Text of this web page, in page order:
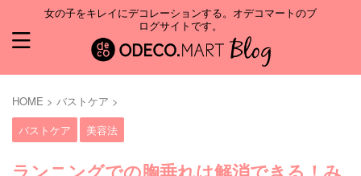
女の子をキレイにデコレーションする。オデコマートのブ
ログサイトです。
HOME > バストケア >
バストケア
美容法